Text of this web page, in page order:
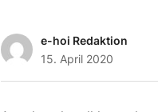
e-hoi Redaktion
15. April 2020